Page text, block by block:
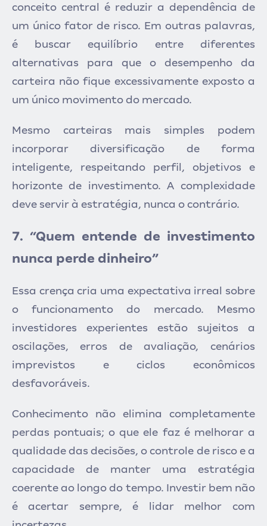
conceito central é reduzir a dependência de
um único fator de risco. Em outras palavras,
é buscar equilíbrio entre diferentes
alternativas para que o desempenho da
carteira não fique excessivamente exposto a
um único movimento do mercado.
Mesmo carteiras mais simples podem
incorporar diversificação de forma
inteligente, respeitando perfil, objetivos e
horizonte de investimento. A complexidade
deve servir à estratégia, nunca o contrário.
7. “Quem entende de investimento
nunca perde dinheiro”
Essa crença cria uma expectativa irreal sobre
o funcionamento do mercado. Mesmo
investidores experientes estão sujeitos a
oscilações, erros de avaliação, cenários
imprevistos e ciclos econômicos
desfavoráveis.
Conhecimento não elimina completamente
perdas pontuais; o que ele faz é melhorar a
qualidade das decisões, o controle de risco e a
capacidade de manter uma estratégia
coerente ao longo do tempo. Investir bem não
é acertar sempre, é lidar melhor com